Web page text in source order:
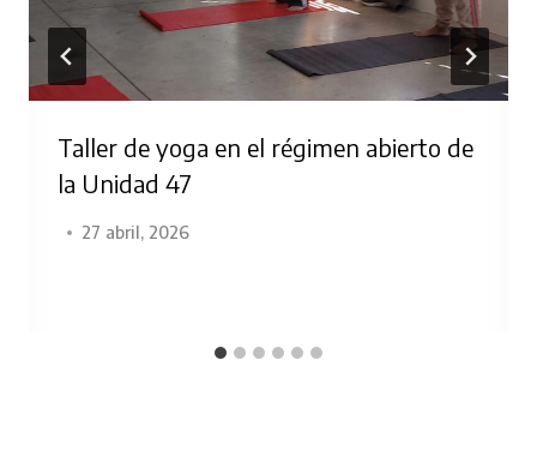
Taller de yoga en el régimen abierto de
la Unidad 47
27 abril, 2026